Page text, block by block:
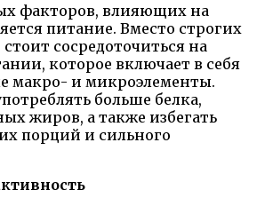
факторов, влияющих на
питание. Вместо строгих
сосредоточиться на
которое включает в себя
макро- и микроэлементы.
больше белка,
жиров, а также избегать
порций и сильного